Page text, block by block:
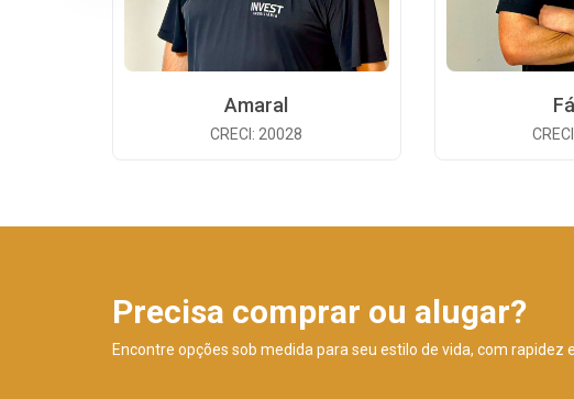
Amaral
CRECI: 20028
Precisa comprar ou alugar?
Encontre opções sob medida para seu estilo de vida, com rapidez